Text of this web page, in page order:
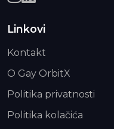
Linkovi
Kontakt
O Gay OrbitX
Politika privatnosti
Politika kolačića